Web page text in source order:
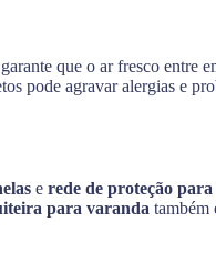
que o ar fresco entre
pode agravar alergias e
e rede de proteção para
para varanda também